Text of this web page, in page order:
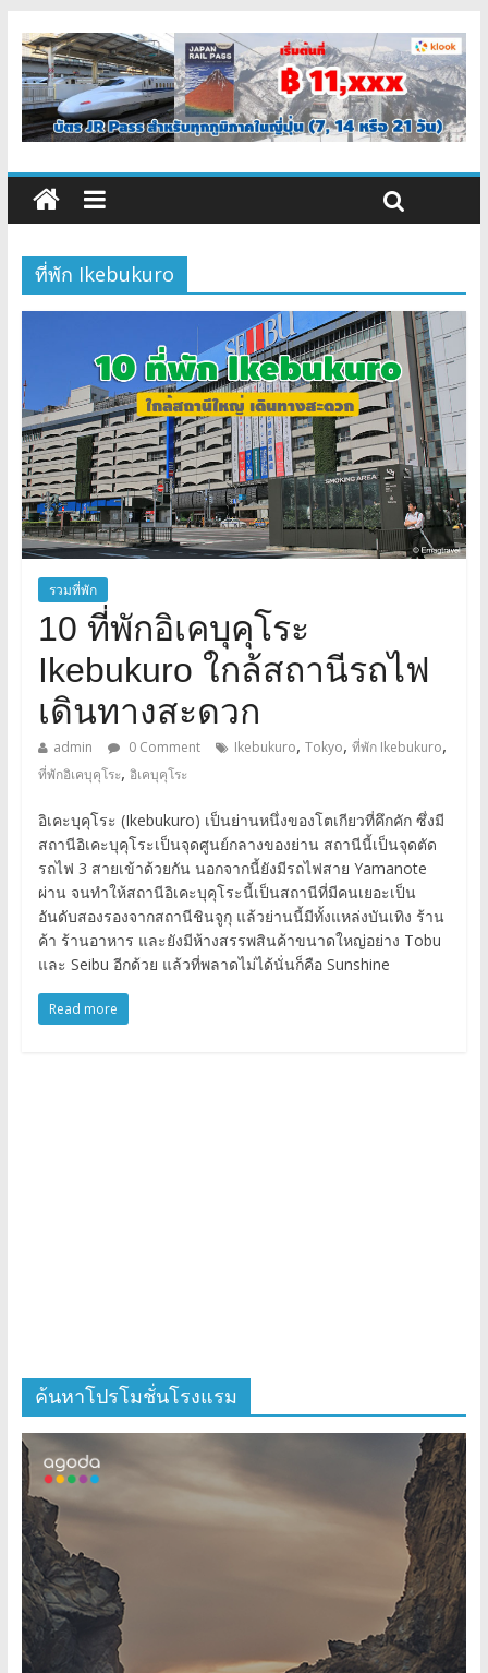
ที่พัก Ikebukuro
รวมที่พัก
10 ที่พักอิเคบุคุโระ
Ikebukuro ใกล้สถานีรถไฟ
เดินทางสะดวก
admin 0 Comment Ikebukuro, Tokyo, ที่พัก Ikebukuro,
ที่พักอิเคบุคุโระ, อิเคบุคุโระ
อิเคะบุคุโระ (Ikebukuro) เป็นย่านหนึ่งของโตเกียวที่คึกคัก ซึ่งมี
สถานีอิเคะบุคุโระเป็นจุดศูนย์กลางของย่าน สถานีนี้เป็นจุดตัด
รถไฟ 3 สายเข้าด้วยกัน นอกจากนี้ยังมีรถไฟสาย Yamanote
ผ่าน จนทำให้สถานีอิเคะบุคุโระนี้เป็นสถานีที่มีคนเยอะเป็น
อันดับสองรองจากสถานีชินจูกุ แล้วย่านนี้มีทั้งแหล่งบันเทิง ร้าน
ค้า ร้านอาหาร และยังมีห้างสรรพสินค้าขนาดใหญ่อย่าง Tobu
และ Seibu อีกด้วย แล้วที่พลาดไม่ได้นั่นก็คือ Sunshine
Read more
ค้นหาโปรโมชั่นโรงแรม